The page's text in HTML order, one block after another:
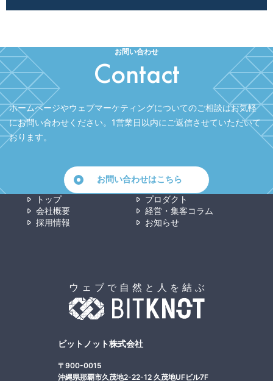
お問い合わせ
Contact
ホームページやウェブマーケティングについてのご相談はお気軽
にお問い合わせください。 1営業日以内にご返信させていただいて
おります。
お問い合わせはこちら
トップ
プロダクト
会社概要
経営・集客コラム
採用情報
お知らせ
ビットノット株式会社
〒900-0015
沖縄県那覇市久茂地2-22-12 久茂地UFビル7F